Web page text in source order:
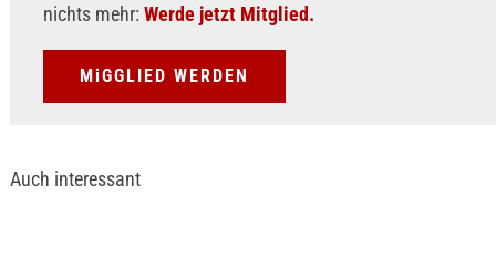
nichts mehr: Werde jetzt Mitglied.
MiGGLIED WERDEN
Auch interessant